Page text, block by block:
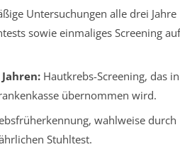
Untersuchungen alle drei Jahre
sowie einmaliges Screening auf
Hautkrebs-Screening, das in
übernommen wird.
wahlweise durch
Stuhltest.